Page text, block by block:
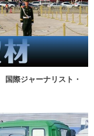
国際ジャーナリスト・